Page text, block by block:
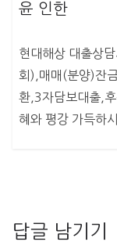
윤 인한
현대해상 대출상
회),매매(분양)잔
환,3자담보대출,
혜와 평강 가득하
답글 남기기